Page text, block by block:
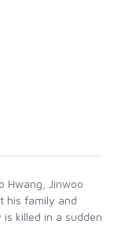
Hwang, Jinwoo
his family and
killed in a sudden